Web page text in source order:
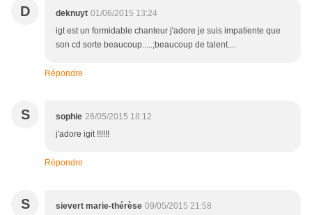
D deknuyt 01/06/2015 13:24
igt est un formidable chanteur j'adore je suis impatiente que
son cd sorte beaucoup.....;beaucoup de talent....
Répondre
S sophie 26/05/2015 18:12
j'adore igit !!!!!!
Répondre
S sievert marie-thérèse 09/05/2015 21:58